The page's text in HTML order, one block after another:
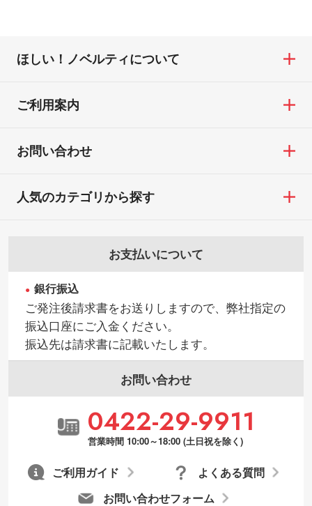
ほしい！ノベルティについて
ご利用案内
お問い合わせ
お支払いについて
銀行振込
ご発注後請求書をお送りしますので、弊社指定の
振込口座にご入金ください。
振込先は請求書に記載いたします。
お問い合わせ
0422-29-9911
営業時間 10:00～18:00 (土日祝を除く)
お問い合わせフォーム
よくある質問
ご利用ガイド
人気のカテゴリから探す